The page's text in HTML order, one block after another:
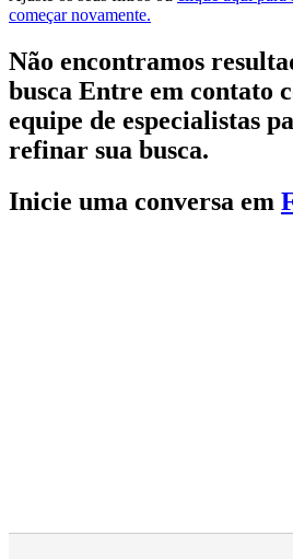
começar novamente.
Não encontramos
busca Entre em contato
equipe de especialistas
refinar sua busca.
Inicie uma conversa em